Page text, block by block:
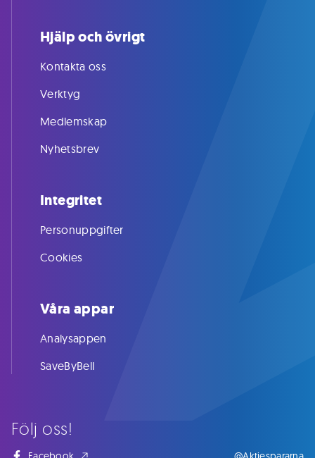
Följ oss!
Hjälp och övrigt
Kontakta oss
Verktyg
Medlemskap
Nyhetsbrev
Integritet
Personuppgifter
Cookies
Våra appar
Analysappen
SaveByBell